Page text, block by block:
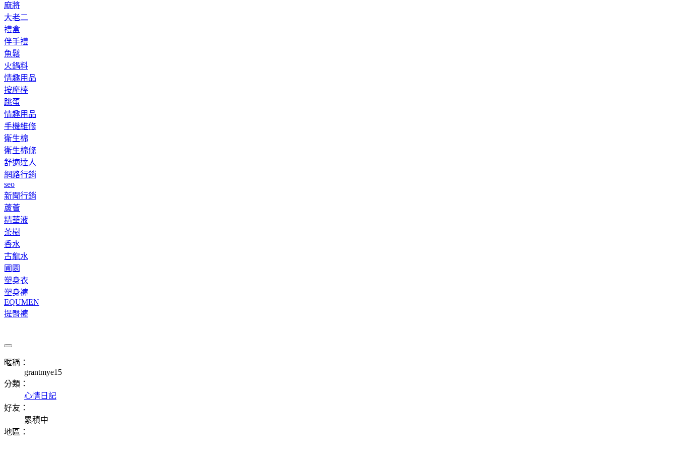
麻將
大老二
禮盒
伴手禮
魚鬆
火鍋料
情趣用品
按摩棒
跳蛋
情趣用品
手機維修
衛生棉
衛生棉條
舒適達人
網路行銷
seo
新聞行銷
蘆薈
精華液
茶樹
香水
古龍水
圃園
塑身衣
塑身褲
EQUMEN
提臀褲
暱稱：
grantmye15
分類：
心情日記
好友：
累積中
地區：